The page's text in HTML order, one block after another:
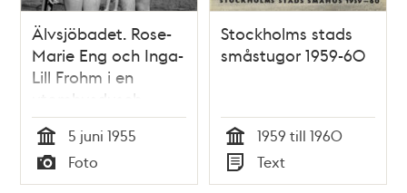
Älvsjöbadet. Rose-
Marie Eng och Inga-
Lill Frohm i en
utomhusdusch
Tid
5 juni 1955
Typ
Foto
Stockholms stads
småstugor 1959-60
Tid
1959 till 1960
Typ
Text